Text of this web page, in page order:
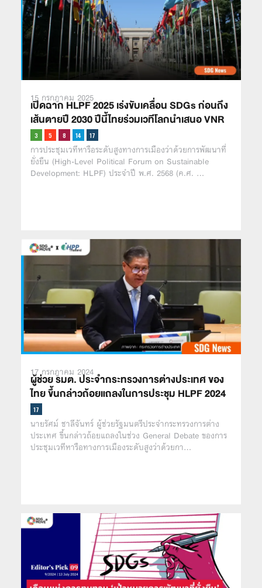
15 กรกฎาคม 2025
เปิดฉาก HLPF 2025 เร่งขับเคลื่อน SDGs ก่อนถึง
เส้นตายปี 2030 ปีนี้ไทยร่วมเวทีโลกนำเสนอ VNR
การประชุมเวทีหารือระดับสูงทางการเมืองว่าด้วยการพัฒนาที่
ยั่งยืน (High-Level Political Forum on Sustainable
Development: HLPF) ประจำปี พ.ศ. 2568 (ค.ศ. …
17 กรกฎาคม 2024
ผู้ช่วย รมต. ประจำกระทรวงการต่างประเทศ ของ
ไทย ขึ้นกล่าวถ้อยแถลงในการประชุม HLPF 2024
นายรัศม์ ชาลีจันทร์ ผู้ช่วยรัฐมนตรีประจำกระทรวงการต่าง
ประเทศ ขึ้นกล่าวถ้อยแถลงในช่วง General Debate ของการ
ประชุมเวทีหารือทางการเมืองระดับสูงว่าด้วยกา…